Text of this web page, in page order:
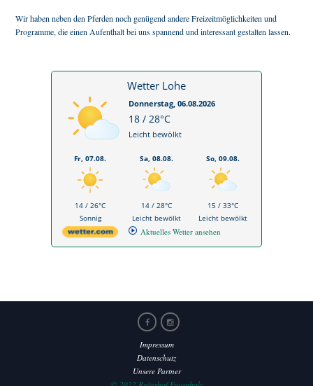
Wir haben neben den Pferden noch genügend andere Freizeitmöglichkeiten und
Programme, die einen Aufenthalt bei uns spannend und interessant gestalten lassen.
Wetter Lohe
Donnerstag, 06.08.2026
18 / 28°C
Leicht bewölkt
Fr, 07.08.
14 / 26°C
Sonnig
Sa, 08.08.
14 / 28°C
Leicht bewölkt
So, 09.08.
15 / 33°C
Leicht bewölkt
Aktuelles Wetter ansehen
Impressum
Datenschutz
Unsere Partner